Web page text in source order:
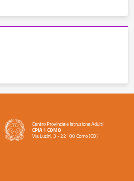
Centro Provinciale Istruzione Adulti
CPIA 1 COMO
Via Lucini, 3 - 22100 Como (CO)
— Visita la pagina iniziale della scuola